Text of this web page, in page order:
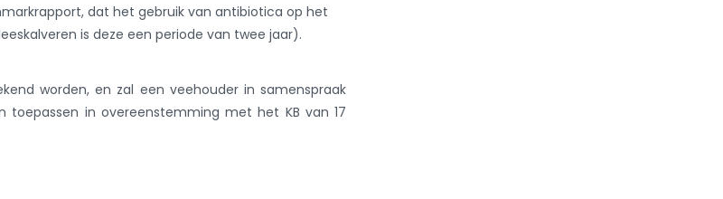
dat het gebruik van antibiotica op het
is deze een periode van twee jaar).
worden, en zal een veehouder in samenspraak
in overeenstemming met het KB van 17